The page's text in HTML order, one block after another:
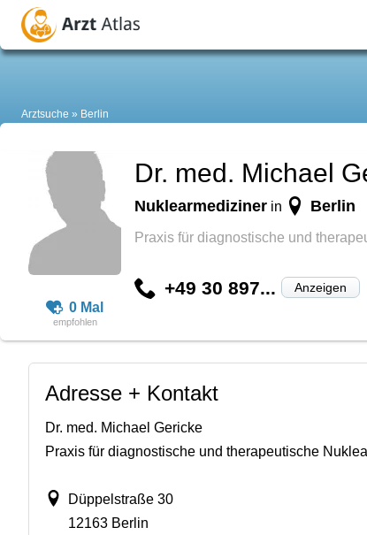
Arztsuche Berlin
0 Mal
Dr. med. Michael
Nuklearmediziner in Berlin
Praxis für diagnostische und
+49 30 897... Anzeigen
Adresse + Kontakt
Dr. med. Michael Gericke
Praxis für diagnostische und therapeutische
Düppelstraße 30
12163 Berlin